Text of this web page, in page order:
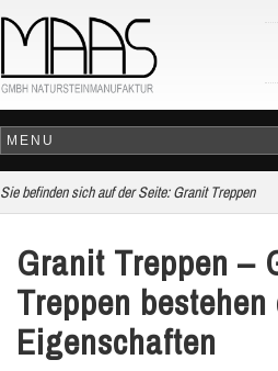
Sie befinden sich auf der Seite: Granit Treppen
Granit Treppen –
Treppen
Eigenschaften